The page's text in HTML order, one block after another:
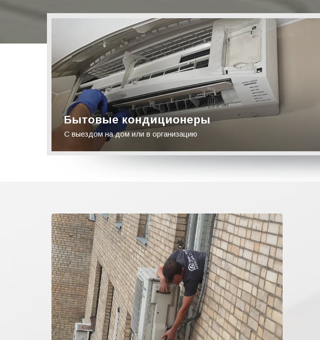
Бытовые кондиционеры
С выездом на дом или в организацию